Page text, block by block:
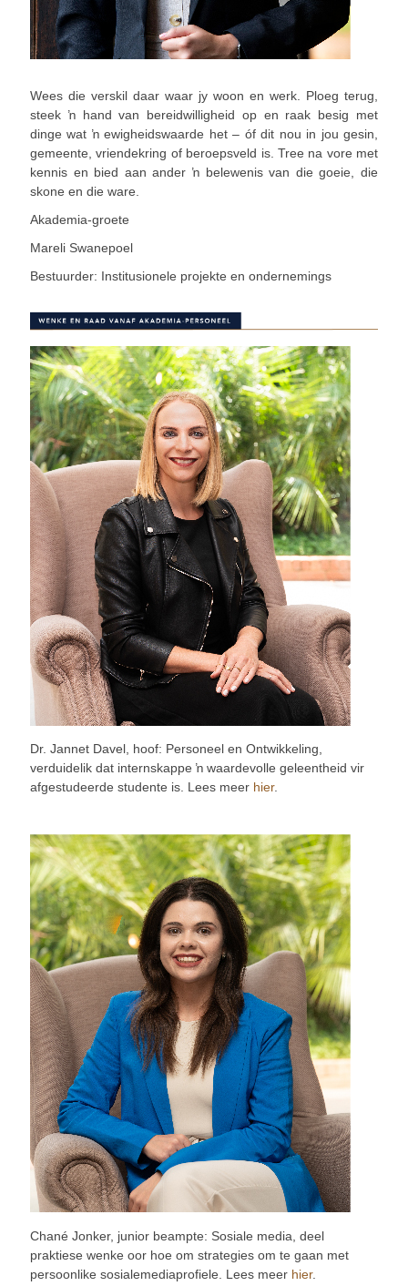
Wees die verskil daar waar jy woon en werk. Ploeg terug,
steek ŉ hand van bereidwilligheid op en raak besig met
dinge wat ŉ ewigheidswaarde het – óf dit nou in jou gesin,
gemeente, vriendekring of beroepsveld is. Tree na vore met
kennis en bied aan ander ŉ belewenis van die goeie, die
skone en die ware.
Akademia-groete
Mareli Swanepoel
Bestuurder: Institusionele projekte en ondernemings
Dr. Jannet Davel, hoof: Personeel en Ontwikkeling,
verduidelik dat internskappe ŉ waardevolle geleentheid vir
afgestudeerde studente is. Lees meer hier.
Chané Jonker, junior beampte: Sosiale media, deel
praktiese wenke oor hoe om strategies om te gaan met
persoonlike sosialemediaprofiele. Lees meer hier.